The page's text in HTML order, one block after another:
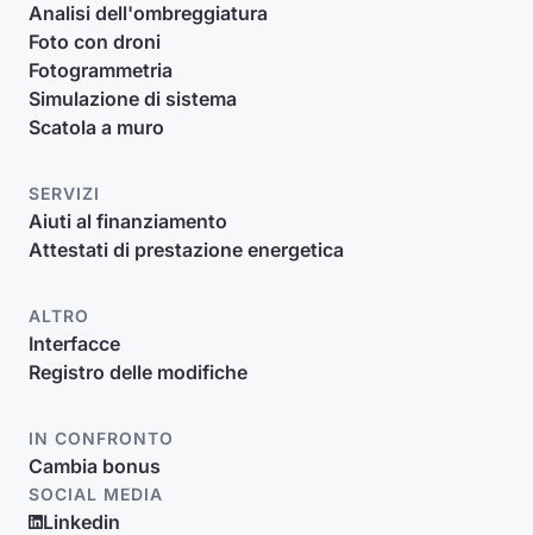
Analisi dell'ombreggiatura
Foto con droni
Fotogrammetria
Simulazione di sistema
Scatola a muro
SERVIZI
Aiuti al finanziamento
Attestati di prestazione energetica
ALTRO
Interfacce
Registro delle modifiche
IN CONFRONTO
Cambia bonus
SOCIAL MEDIA
Linkedin